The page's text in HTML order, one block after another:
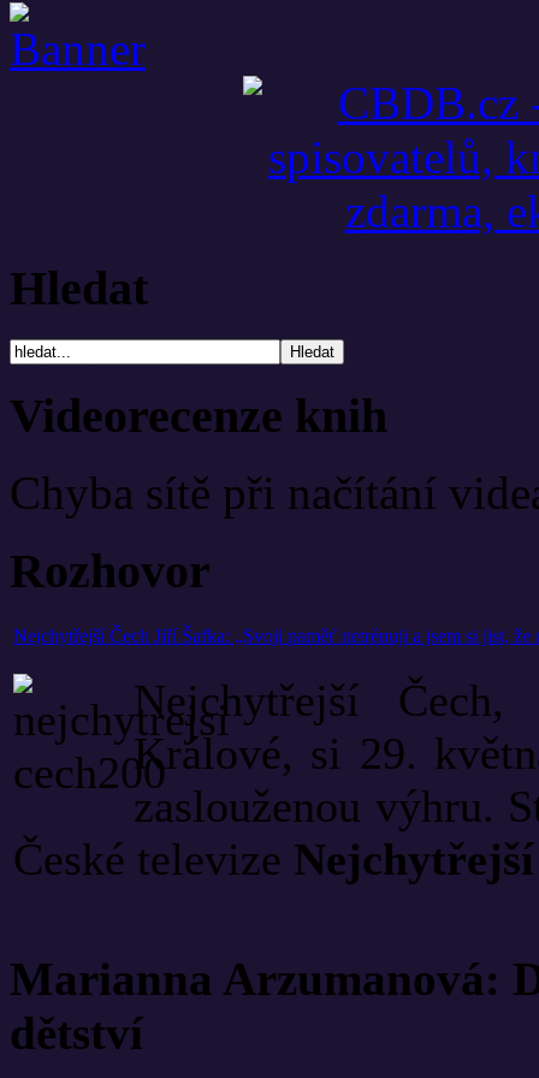
Hledat
Videorecenze knih
Chyba sítě při načítání
Rozhovor
Nejchytřejší Čech Jiří Šafka: „Svoji paměť netrénuji a jsem si jist,
Nejchytřejší Čech,
Králové, si 29.
zaslouženou výhru.
České televize
Marianna Arzumanová:
dětství